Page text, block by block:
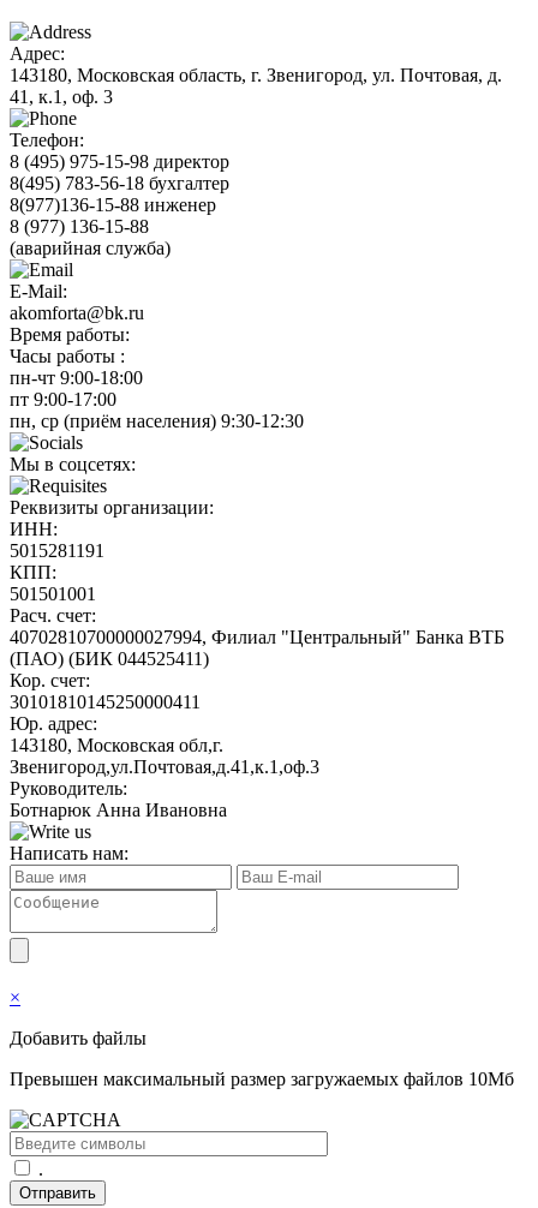
Адрес:
143180, Московская область, г. Звенигород, ул. Почтовая, д.
41, к.1, оф. 3
Телефон:
8 (495) 975-15-98 директор
8(495) 783-56-18 бухгалтер
8(977)136-15-88 инженер
8 (977) 136-15-88
(аварийная служба)
E-Mail:
akomforta@bk.ru
Время работы:
Часы работы :
пн-чт 9:00-18:00
пт 9:00-17:00
пн, ср (приём населения) 9:30-12:30
Мы в соцсетях:
Реквизиты организации:
ИНН:
5015281191
КПП:
501501001
Расч. счет:
40702810700000027994, Филиал "Центральный" Банка ВТБ
(ПАО) (БИК 044525411)
Кор. счет:
30101810145250000411
Юр. адрес:
143180, Московская обл,г.
Звенигород,ул.Почтовая,д.41,к.1,оф.3
Руководитель:
Ботнарюк Анна Ивановна
Написать нам:
×
Добавить файлы
Превышен максимальный размер загружаемых файлов 10Мб
.
Отправить